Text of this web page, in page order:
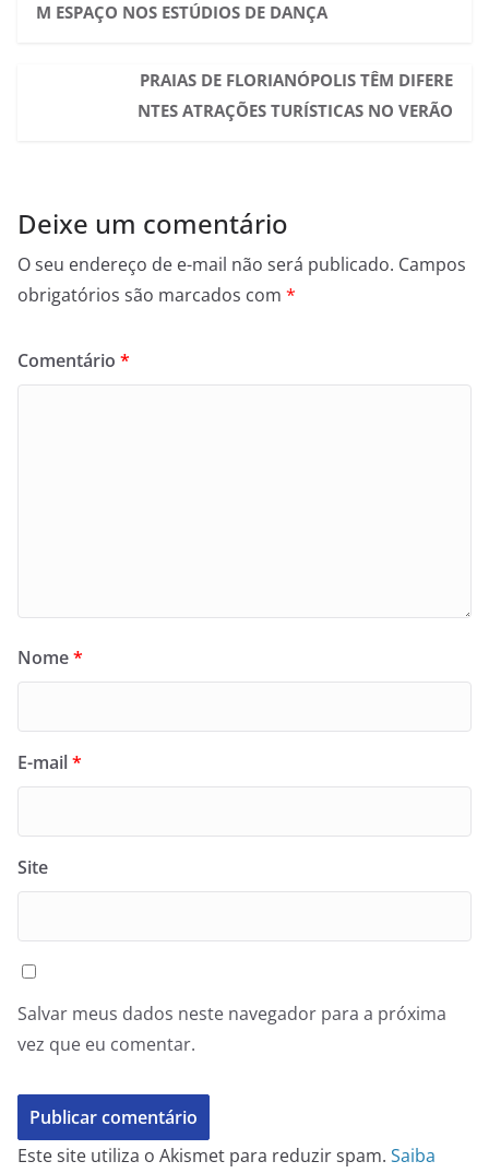
M ESPAÇO NOS ESTÚDIOS DE DANÇA
PRAIAS DE FLORIANÓPOLIS TÊM DIFERE
NTES ATRAÇÕES TURÍSTICAS NO VERÃO
Deixe um comentário
O seu endereço de e-mail não será publicado. Campos
obrigatórios são marcados com *
Comentário *
Nome*
E-mail*
Site
Salvar meus dados neste navegador para a próxima
vez que eu comentar.
Este site utiliza o Akismet para reduzir spam. Saiba